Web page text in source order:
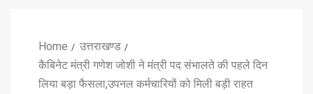
Home
उत्तराखण्ड
कैबिनेट मंत्री गणेश जोशी ने मंत्री पद संभालते की पहले दिन
लिया बड़ा फैसला,उपनल कर्मचारियों को मिली बड़ी राहत